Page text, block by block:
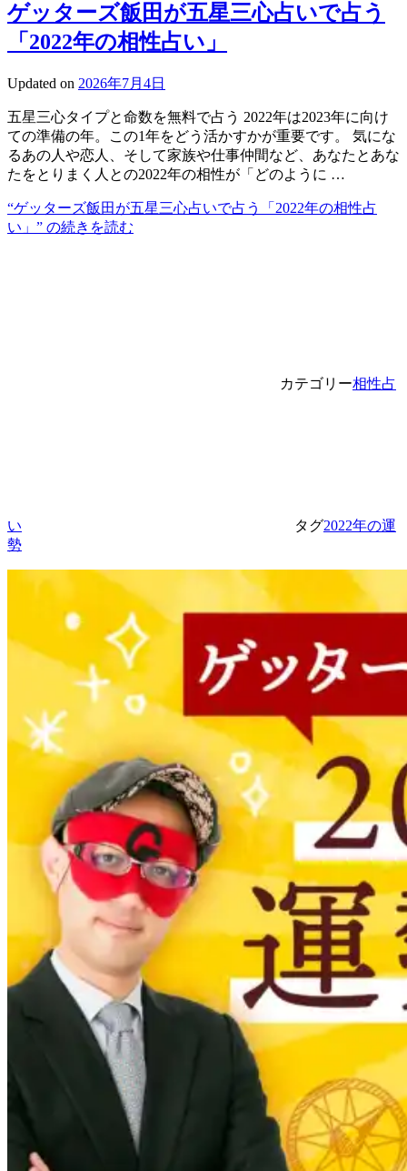
ゲッターズ飯田が五星三心占いで占う
「2022年の相性占い」
Updated on 2026年7月4日
五星三心タイプと命数を無料で占う 2022年は2023年に向け
ての準備の年。この1年をどう活かすかが重要です。 気にな
るあの人や恋人、そして家族や仕事仲間など、あなたとあな
たをとりまく人との2022年の相性が「どのように …
“ゲッターズ飯田が五星三心占いで占う「2022年の相性占
い」” の続きを読む
カテゴリー相性占
い タグ2022年の運
勢